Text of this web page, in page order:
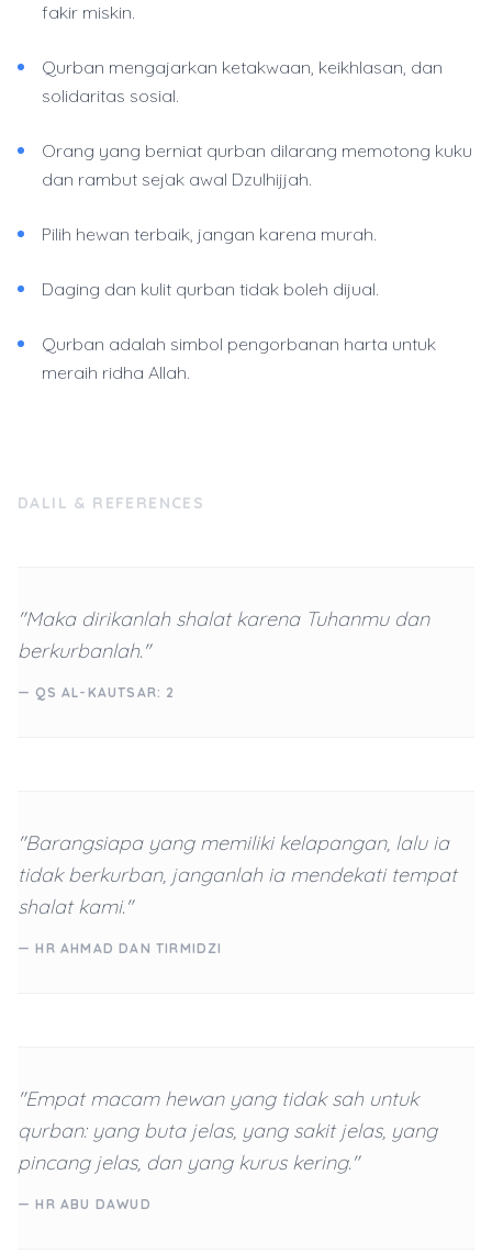
fakir miskin.
Qurban mengajarkan ketakwaan, keikhlasan, dan
solidaritas sosial.
Orang yang berniat qurban dilarang memotong kuku
dan rambut sejak awal Dzulhijjah.
Pilih hewan terbaik, jangan karena murah.
Daging dan kulit qurban tidak boleh dijual.
Qurban adalah simbol pengorbanan harta untuk
meraih ridha Allah.
DALIL & REFERENCES
"Maka dirikanlah shalat karena Tuhanmu dan
berkurbanlah."
— QS AL-KAUTSAR: 2
"Barangsiapa yang memiliki kelapangan, lalu ia
tidak berkurban, janganlah ia mendekati tempat
shalat kami."
— HR AHMAD DAN TIRMIDZI
"Empat macam hewan yang tidak sah untuk
qurban: yang buta jelas, yang sakit jelas, yang
pincang jelas, dan yang kurus kering."
— HR ABU DAWUD